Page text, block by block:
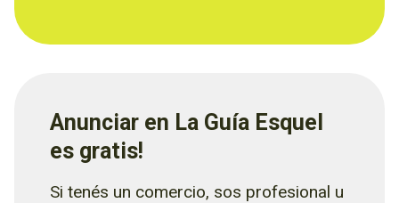
Anunciar en La Guía Esquel
es gratis!
Si tenés un comercio, sos profesional u